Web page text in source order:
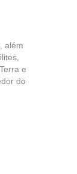
além
e
do